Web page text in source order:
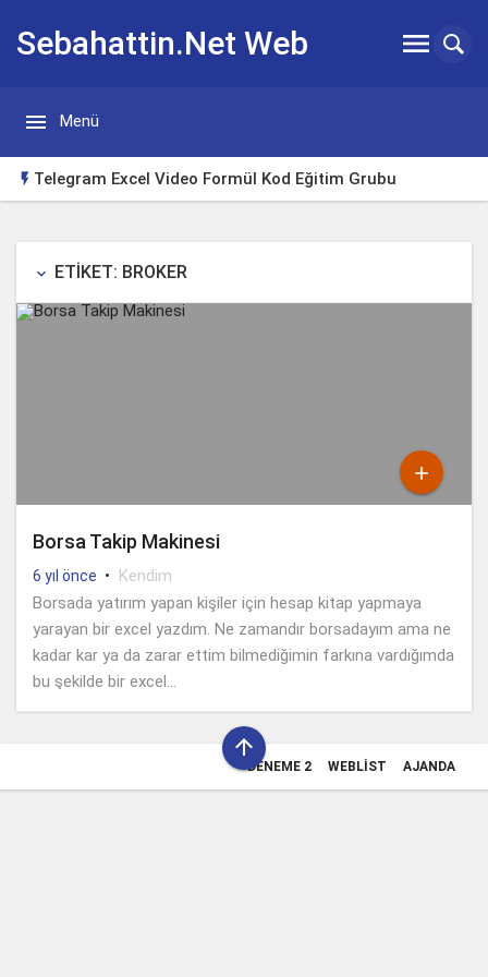
Sebahattin.Net Web
Günlügü

 Menü
 Telegram Excel Video Formül Kod Eğitim Grubu
Borsa Takip Makinesi
Excel Klavye Kısayolları
keyboard_arrow_down ETIKET: BROKER

Borsa Takip Makinesi
6 yıl önce • Kendim
Borsada yatırım yapan kişiler için hesap kitap yapmaya
yarayan bir excel yazdım. Ne zamandır borsadayım ama ne
kadar kar ya da zarar ettim bilmediğimin farkına vardığımda
bu şekilde bir excel...

DENEME 2 WEBLIST AJANDA